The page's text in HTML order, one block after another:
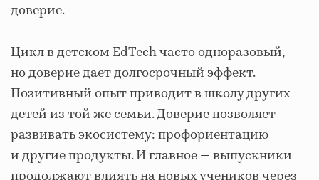
доверие.
Цикл в детском EdTech часто одноразовый,
но доверие дает долгосрочный эффект.
Позитивный опыт приводит в школу других
детей из той же семьи. Доверие позволяет
развивать экосистему: профориентацию
и другие продукты. И главное — выпускники
продолжают влиять на новых учеников через